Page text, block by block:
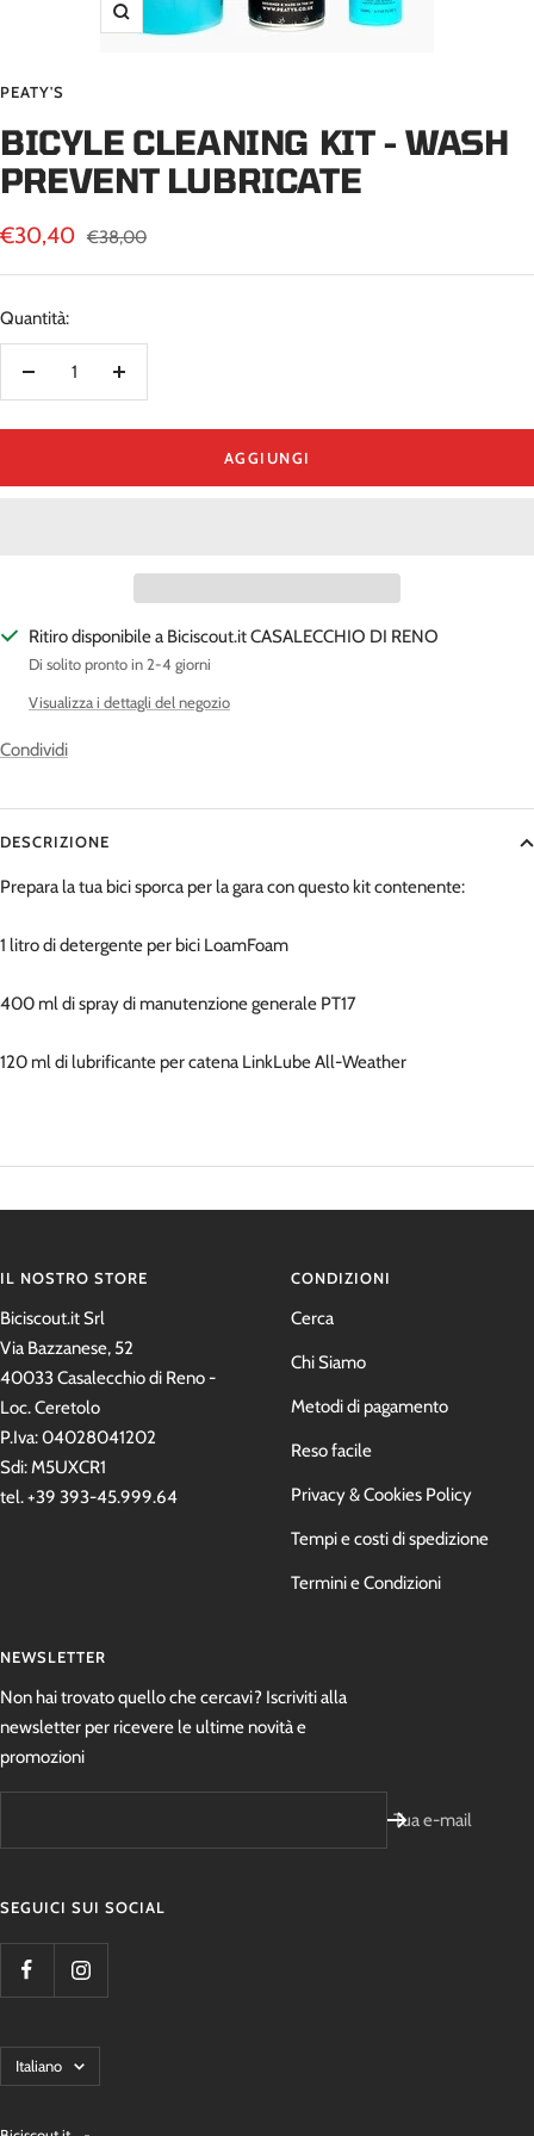
Ingrandisci
PEATY'S
BICYLE CLEANING KIT - WASH
PREVENT LUBRICATE
Prezzo
di
vendita
€30,40 Prezzo
€38,00
Quantità:
Diminuire
Aumenta
AGGIUNGI
Ritiro disponibile a Biciscout.it CASALECCHIO DI RENO
Di solito pronto in 2-4 giorni
Visualizza i dettagli del negozio
Condividi
DESCRIZIONE
Prepara la tua bici sporca per la gara con questo kit contenente:
1 litro di detergente per bici LoamFoam
400 ml di spray di manutenzione generale PT17
120 ml di lubrificante per catena LinkLube All-Weather
IL NOSTRO STORE
Biciscout.it Srl
Via Bazzanese, 52
40033 Casalecchio di Reno -
Loc. Ceretolo
P.Iva: 04028041202
Sdi: M5UXCR1
tel. +39 393-45.999.64
CONDIZIONI
Cerca
Chi Siamo
Metodi di pagamento
Reso facile
Privacy & Cookies Policy
Tempi e costi di spedizione
Termini e Condizioni
NEWSLETTER
Non hai trovato quello che cercavi? Iscriviti alla
newsletter per ricevere le ultime novità e
promozioni
Tua e-mail
SEGUICI SUI SOCIAL
Lingua
Italiano